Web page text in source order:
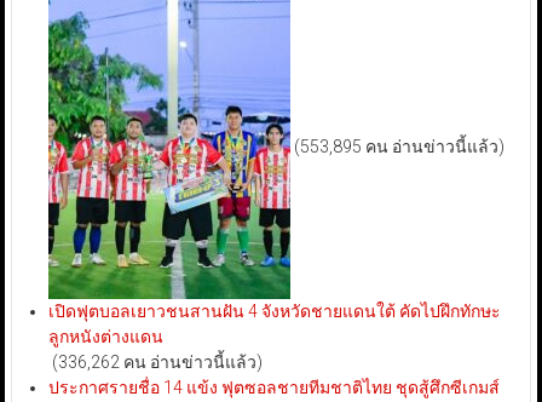
(553,895 คน อ่านข่าวนี้แล้ว)
เปิดฟุตบอลเยาวชนสานฝัน 4 จังหวัดชายแดนใต้ คัดไปฝึกทักษะ
ลูกหนังต่างแดน
(336,262 คน อ่านข่าวนี้แล้ว)
ประกาศรายชื่อ 14 แข้ง ฟุตซอลชายทีมชาติไทย ชุดสู้ศึกซีเกมส์